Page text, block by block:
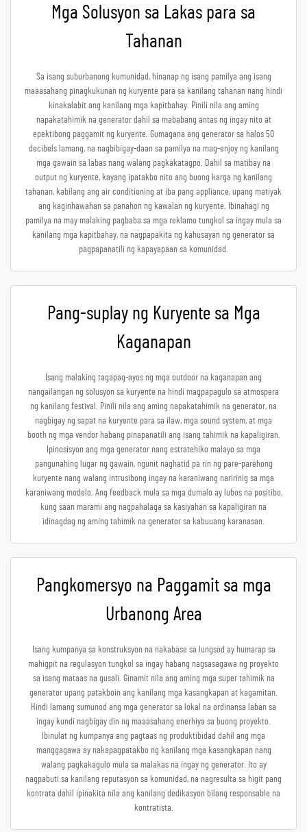
Mga Solusyon sa Lakas para sa
Tahanan
Sa isang suburbanong kumunidad, hinanap ng isang pamilya ang isang
maaasahang pinagkukunan ng kuryente para sa kanilang tahanan nang hindi
kinakalabit ang kanilang mga kapitbahay. Pinili nila ang aming
napakatahimik na generator dahil sa mababang antas ng ingay nito at
epektibong paggamit ng kuryente. Gumagana ang generator sa halos 50
decibels lamang, na nagbibigay-daan sa pamilya na mag-enjoy ng kanilang
mga gawain sa labas nang walang pagkakatagpo. Dahil sa matibay na
output ng kuryente, kayang ipatakbo nito ang buong karga ng kanilang
tahanan, kabilang ang air conditioning at iba pang appliance, upang matiyak
ang kaginhawahan sa panahon ng kawalan ng kuryente. Ibinahagi ng
pamilya na may malaking pagbaba sa mga reklamo tungkol sa ingay mula sa
kanilang mga kapitbahay, na nagpapakita ng kahusayan ng generator sa
pagpapanatili ng kapayapaan sa komunidad.
Pang-suplay ng Kuryente sa Mga
Kaganapan
Isang malaking tagapag-ayos ng mga outdoor na kaganapan ang
nangailangan ng solusyon sa kuryente na hindi magpapagulo sa atmospera
ng kanilang festival. Pinili nila ang aming napakatahimik na generator, na
nagbigay ng sapat na kuryente para sa ilaw, mga sound system, at mga
booth ng mga vendor habang pinapanatili ang isang tahimik na kapaligiran.
Ipinosisyon ang mga generator nang estratehiko malayo sa mga
pangunahing lugar ng gawain, ngunit naghatid pa rin ng pare-parehong
kuryente nang walang intrusibong ingay na karaniwang naririnig sa mga
karaniwang modelo. Ang feedback mula sa mga dumalo ay lubos na positibo,
kung saan marami ang nagpahalaga sa kasiyahan sa kapaligiran na
idinagdag ng aming tahimik na generator sa kabuuang karanasan.
Pangkomersyo na Paggamit sa mga
Urbanong Area
Isang kumpanya sa konstruksyon na nakabase sa lungsod ay humarap sa
mahigpit na regulasyon tungkol sa ingay habang nagsasagawa ng proyekto
sa isang mataas na gusali. Ginamit nila ang aming mga super tahimik na
generator upang patakboin ang kanilang mga kasangkapan at kagamitan.
Hindi lamang sumunod ang mga generator sa lokal na ordinansa laban sa
ingay kundi nagbigay din ng maaasahang enerhiya sa buong proyekto.
Ibinulat ng kumpanya ang pagtaas ng produktibidad dahil ang mga
manggagawa ay nakapagpatakbo ng kanilang mga kasangkapan nang
walang pagkakagulo mula sa malakas na ingay ng generator. Ito ay
nagpabuti sa kanilang reputasyon sa komunidad, na nagresulta sa higit pang
kontrata dahil ipinakita nila ang kanilang dedikasyon bilang responsable na
kontratista.